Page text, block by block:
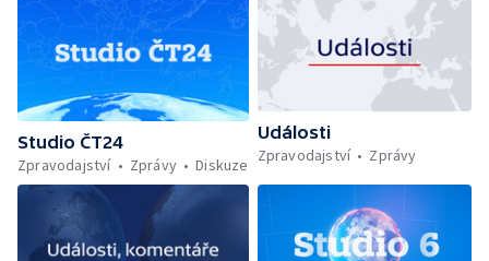
Studio ČT24
Zpravodajství
Zprávy Diskuze
Události
Zpravodajství
Zprávy